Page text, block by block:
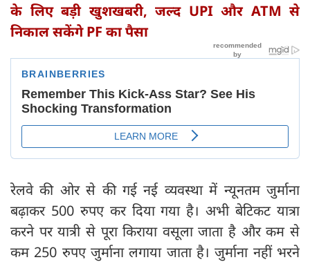
के लिए बड़ी खुशखबरी, जल्द UPI और ATM से
निकाल सकेंगे PF का पैसा
रेलवे की ओर से की गई नई व्यवस्था में न्यूनतम जुर्माना
बढ़ाकर 500 रुपए कर दिया गया है। अभी बेटिकट यात्रा
करने पर यात्री से पूरा किराया वसूला जाता है और कम से
कम 250 रुपए जुर्माना लगाया जाता है। जुर्माना नहीं भरने